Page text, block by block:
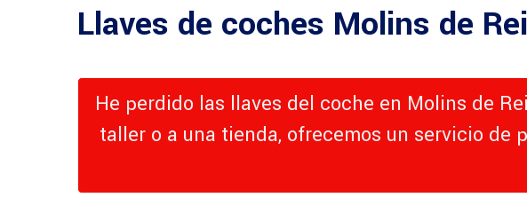
Llaves de coches Molins de Rei
He perdido las llaves del coche en Molins de
taller o a una tienda, ofrecemos un servicio